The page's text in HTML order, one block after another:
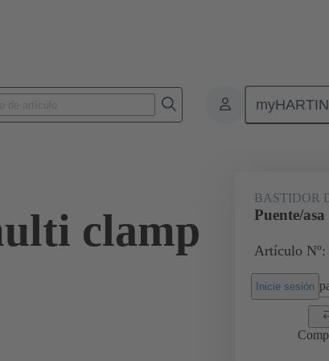
clamp
BASTIDOR
Puente/
Artículo Nº:
Inicie sesión